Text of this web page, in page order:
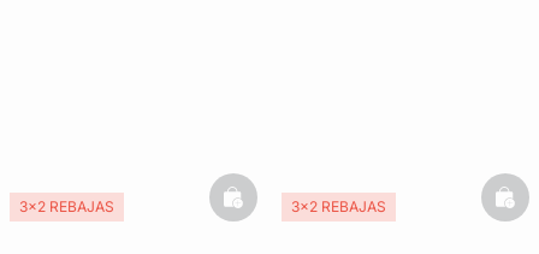
3x2 REBAJAS
basketfull3x2 REBAJAS